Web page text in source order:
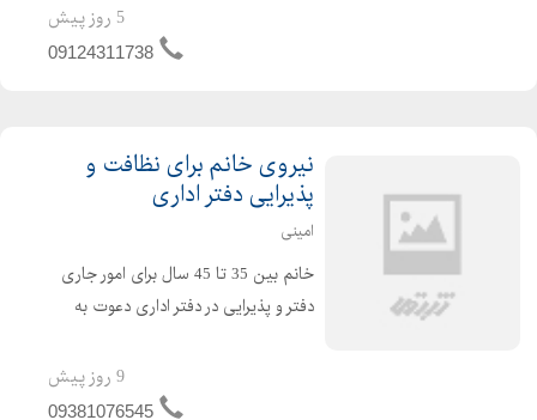
از پیمانکاران و مجریان محترم اسکلت
5 روز پیش
09124311738
نیروی خانم برای نظافت و
پذیرایی دفتر اداری
امینی
خانم بین 35 تا 45 سال برای امور جاری
دفتر و پذیرایی در دفتر اداری دعوت به
میباشد ساعت کاری از 9 تا 18 پنج شنبه
ها 9تا 13 منظم و مسئولیت پذیر و خوش
9 روز پیش
09381076545